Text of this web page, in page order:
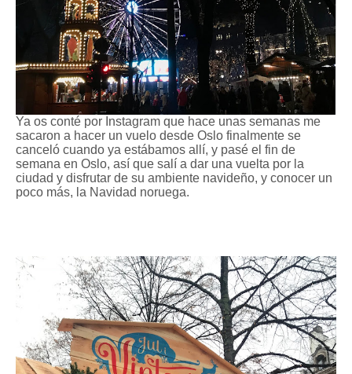
Ya os conté por Instagram que hace unas semanas me
sacaron a hacer un vuelo desde Oslo finalmente se
canceló cuando ya estábamos allí, y pasé el fin de
semana en Oslo, así que salí a dar una vuelta por la
ciudad y disfrutar de su ambiente navideño, y conocer un
poco más, la Navidad noruega.